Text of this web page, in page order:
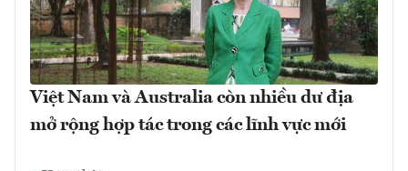
Việt Nam và Australia còn nhiều dư địa
mở rộng hợp tác trong các lĩnh vực mới